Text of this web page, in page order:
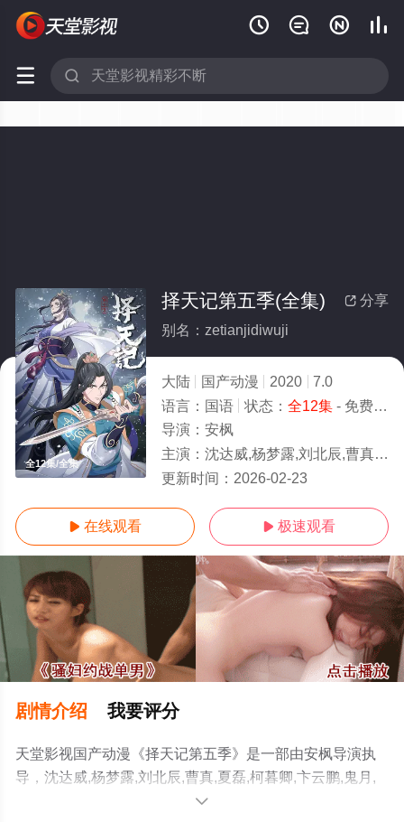
   
 
全12集/全集
 分享
择天记第五季(全集)
别名：zetianjidiwuji
大陆 国产动漫 2020
7.0
语言： 国语 状态： 全12集- 免费在线观看
导演： 安枫
主演： 沈达威,杨梦露,刘北辰,曹真,夏磊,柯暮卿,卞云鹏,鬼月,黑石稔,苏鑫,杜晴晴
更新时间： 2026-02-23
 在线观看  极速观看
剧情介绍 我要评分
天堂影视国产动漫《择天记第五季》是一部由安枫导演执
导，沈达威,杨梦露,刘北辰,曹真,夏磊,柯暮卿,卞云鹏,鬼月,
黑石稔,苏鑫,杜晴晴等演员精彩演绎的大陆动漫，大结局剧
